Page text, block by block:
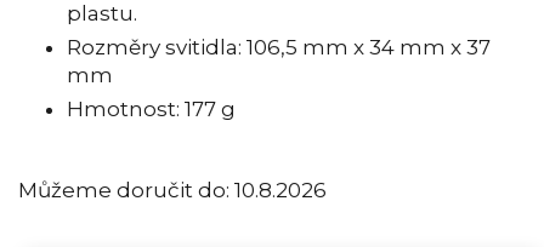
Můžeme doručit do: 10.8.2026
plastu.
Rozměry svitidla: 106,5 mm x 34 mm x 37
mm
Hmotnost: 177 g